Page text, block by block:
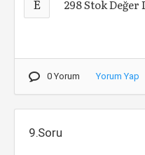
E 298 Stok Değer
0 Yorum Yorum Yap
9.Soru